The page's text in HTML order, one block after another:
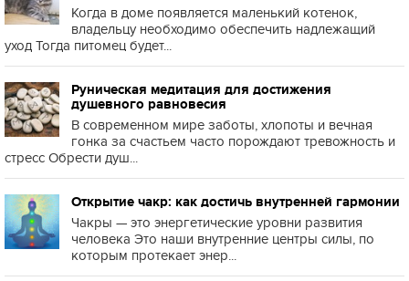
Когда в доме появляется маленький котенок,
владельцу необходимо обеспечить надлежащий
уход Тогда питомец будет...
Руническая медитация для достижения
душевного равновесия
В современном мире заботы, хлопоты и вечная
гонка за счастьем часто порождают тревожность и
стресс Обрести душ...
Открытие чакр: как достичь внутренней гармонии
Чакры — это энергетические уровни развития
человека Это наши внутренние центры силы, по
которым протекает энер...